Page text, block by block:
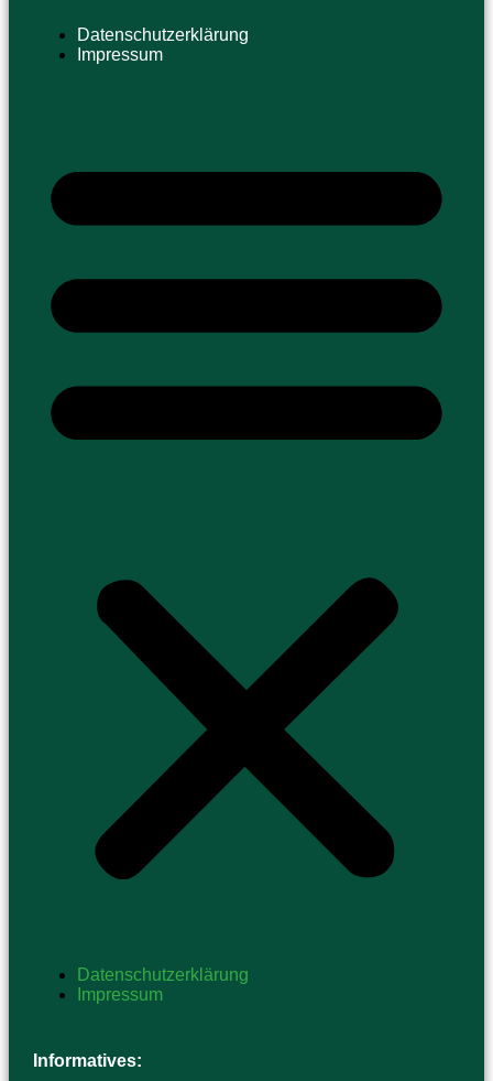
Datenschutzerklärung
Impressum
Datenschutzerklärung
Impressum
Informatives: